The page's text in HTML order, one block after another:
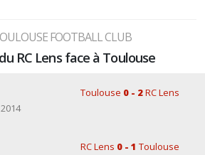
FOOTBALL CLUB
RC Lens face à Toulouse
Toulouse 0 - 2RC Lens
RC Lens 0 - 1 Toulouse